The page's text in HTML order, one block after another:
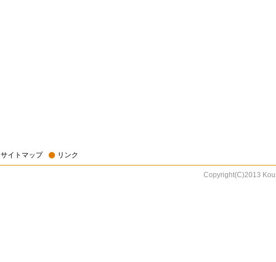
サイトマップ リンク
Copyright(C)2013